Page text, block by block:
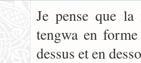
Je pense que
tengwa en
dessus et en